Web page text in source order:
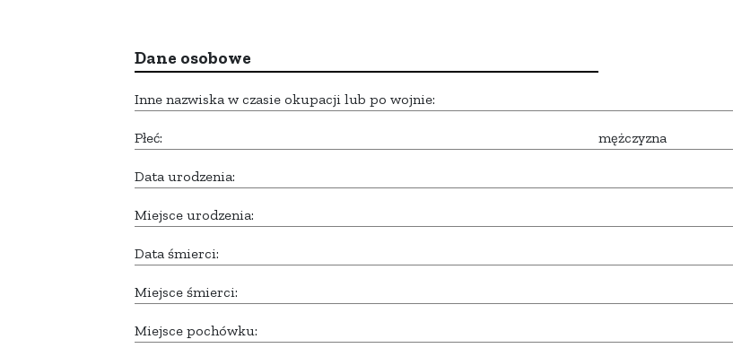
Dane osobowe
Inne nazwiska w czasie okupacji lub po wojnie:
Płeć: mężczyzna
Data urodzenia:
Miejsce urodzenia:
Data śmierci:
Miejsce śmierci:
Miejsce pochówku: